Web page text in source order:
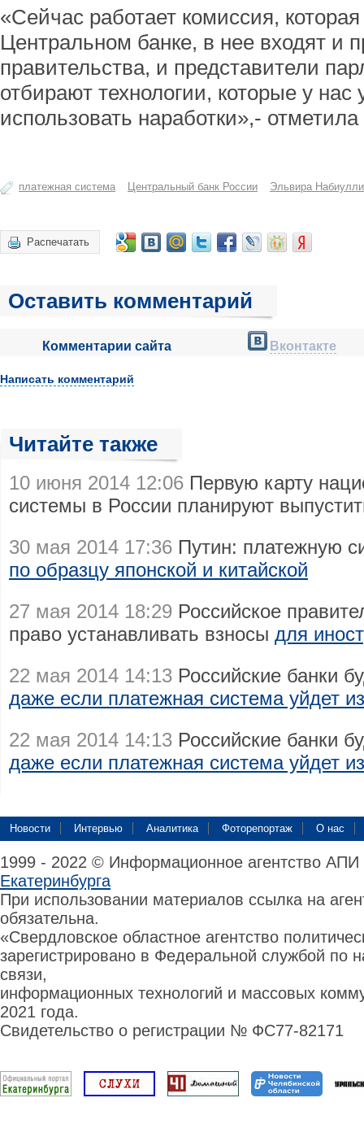
«Сейчас работает комиссия,
Центральном банке, в нее входят и
правительства, и представители
отбирают технологии, которые у нас
использовать наработки»,-
платежная система Центральный банк России Эльвира
Распечатать
Оставить комментарий
Комментарии сайта Вконтакте
Написать комментарий
Читайте также
10 июня 2014 12:06 Первую карту
системы в России планируют
30 мая 2014 17:36 Путин: платежную
по образцу японской и китайской
27 мая 2014 18:29 Российское
право устанавливать взносы для
22 мая 2014 14:13 Российские банки
даже если платежная система уйдет
22 мая 2014 14:13 Российские банки
даже если платежная система уйдет
Новости Интервью Аналитика Фоторепортаж О нас
1999 - 2022 © Информационное агентство
Екатеринбурга
При использовании материалов ссылка на
обязательна.
«Свердловское областное агентство
зарегистрировано в Федеральной службой по
связи,
информационных технологий и массовых
2021 года.
Свидетельство о регистрации № ФС77-82171